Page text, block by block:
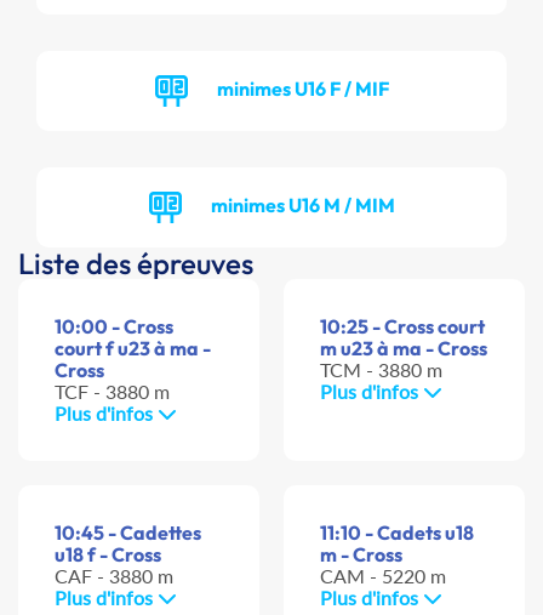
minimes U16 F / MIF
minimes U16 M / MIM
Liste des épreuves
10:00 - Cross
court f u23 à ma -
Cross
TCF - 3880 m
Plus d'infos
10:25 - Cross court
m u23 à ma - Cross
TCM - 3880 m
Plus d'infos
10:45 - Cadettes
u18 f - Cross
CAF - 3880 m
Plus d'infos
11:10 - Cadets u18
m - Cross
CAM - 5220 m
Plus d'infos